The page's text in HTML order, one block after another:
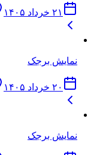
۲۱ خرداد ۱۴۰۵
نمایش برجک
۲۰ خرداد ۱۴۰۵
نمایش برجک